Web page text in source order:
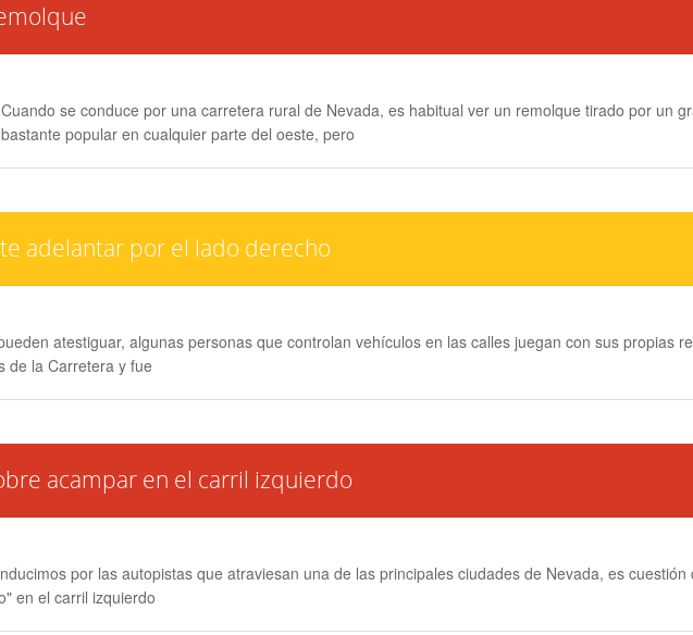
Cuando se conduce por una carretera rural de Nevada, es habitual ver un remolque tirado por un
bastante popular en cualquier parte del oeste, pero
adelantar por el lado derecho
atestiguar, algunas personas que controlan vehículos en las calles juegan con sus propias
de la Carretera y fue
acampar en el carril izquierdo
por las autopistas que atraviesan una de las principales ciudades de Nevada, es
en el carril izquierdo